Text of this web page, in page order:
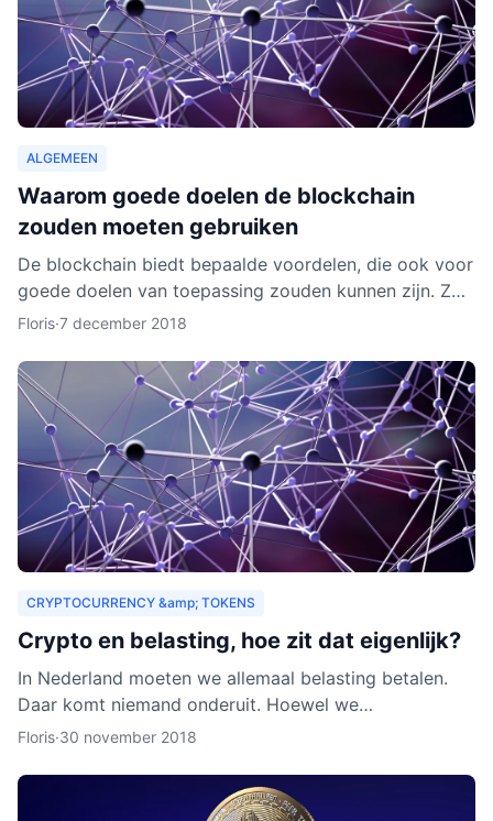
ALGEMEEN
Waarom goede doelen de blockchain
zouden moeten gebruiken
De blockchain biedt bepaalde voordelen, die ook voor
goede doelen van toepassing zouden kunnen zijn. Zo
zouden organisaties ook een heel nieuw publiek
Floris·7 december 2018
CRYPTOCURRENCY &amp; TOKENS
Crypto en belasting, hoe zit dat eigenlijk?
In Nederland moeten we allemaal belasting betalen.
Daar komt niemand onderuit. Hoewel we
cryptocurrency vaak zien als virtueel geld, is het toch
Floris·30 november 2018